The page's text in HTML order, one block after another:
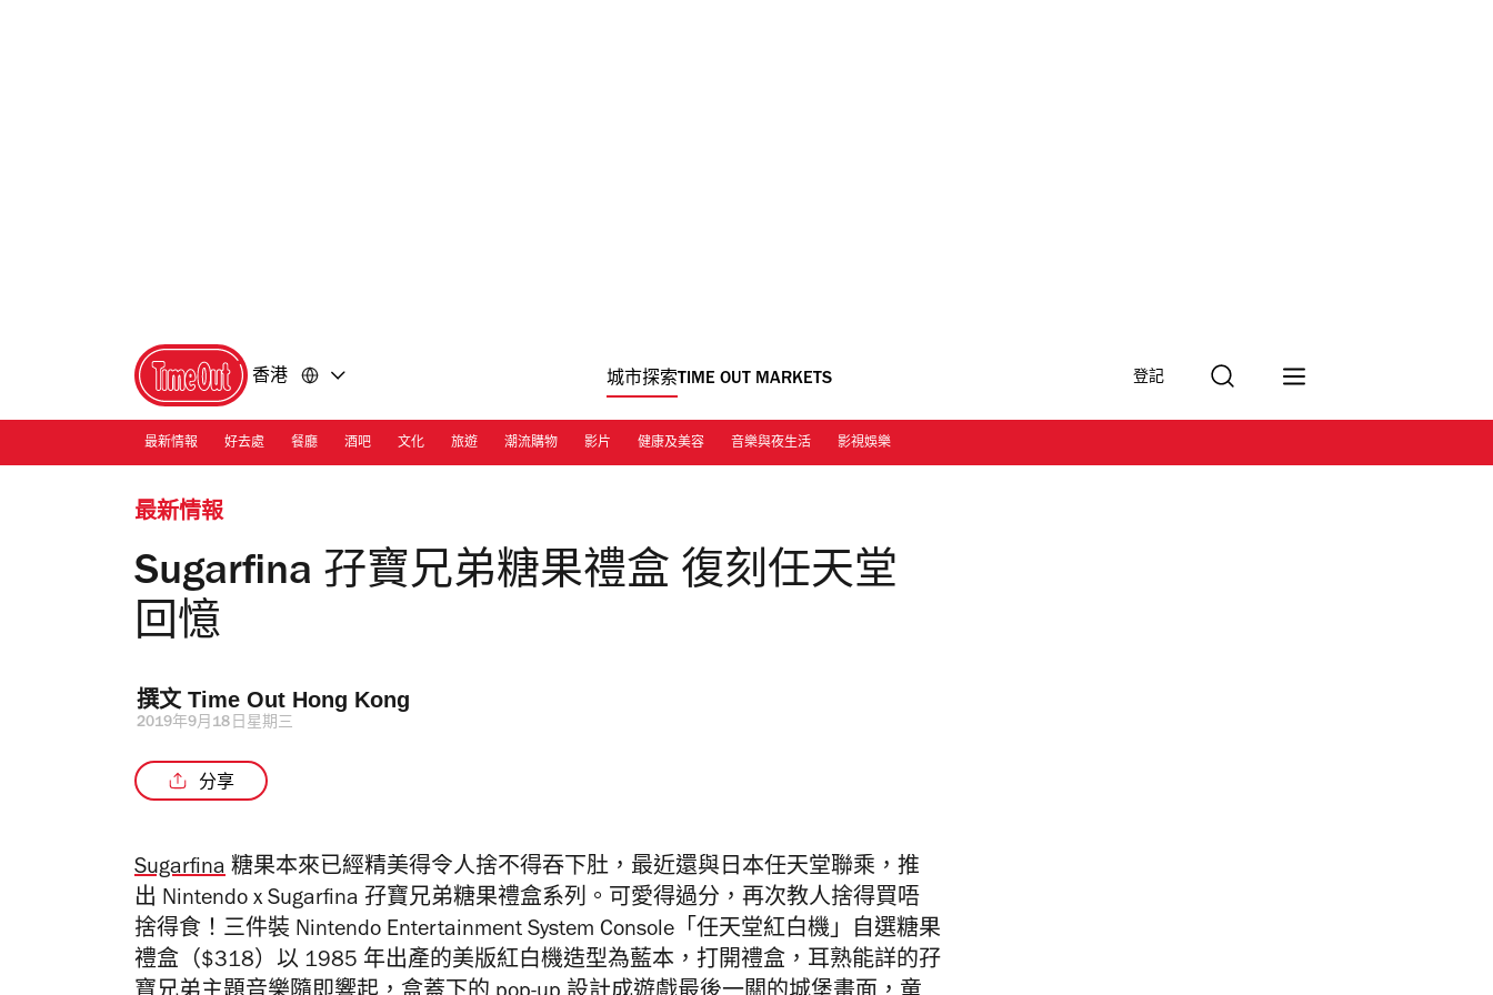
香港 城市探索TIME OUT MARKETS 登記
最新情報 好去處 餐廳 酒吧 文化 旅遊 潮流購物 影片 健康及美容 音樂與夜生活 影視娛樂
最新情報
Sugarfina 孖寶兄弟糖果禮盒 復刻任天堂
回憶
撰文 Time Out Hong Kong
2019年9月18日星期三
分享
Sugarfina 糖果本來已經精美得令人捨不得吞下肚，最近還與日本任天堂聯乘，推
出 Nintendo x Sugarfina 孖寶兄弟糖果禮盒系列。可愛得過分，再次教人捨得買唔
捨得食！三件裝 Nintendo Entertainment System Console「任天堂紅白機」自選糖果
禮盒（$318）以 1985 年出產的美版紅白機造型為藍本， 打開禮盒，耳熟能詳的孖